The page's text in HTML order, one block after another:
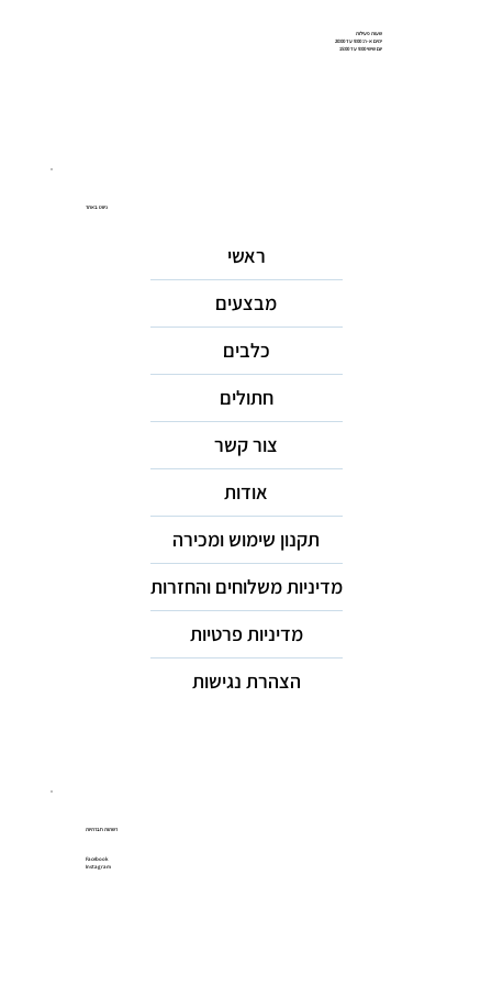
שעות פעילות
ימים א-ה: 9:00 עד 20:00
יום שישי 9:00 עד 15:00
ניווט באתר
ראשי
מבצעים
כלבים
חתולים
צור קשר
אודות
תקנון שימוש ומכירה
מדיניות משלוחים והחזרות
מדיניות פרטיות
הצהרת נגישות
רשתות חברתיות
Facebook
Instagram